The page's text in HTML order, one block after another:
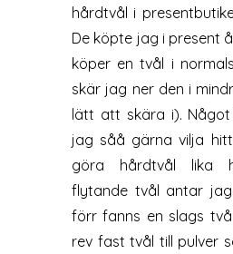
hårdtvål i
De köpte jag i present
köper en tvål i
skär jag ner den i
lätt att skära i). Något
jag såå gärna vilja
göra hårdtvål lika
flytande tvål antar
förr fanns en slags
rev fast tvål till pulver